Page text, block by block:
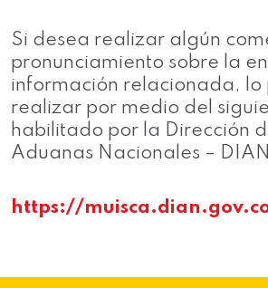
Si desea realizar algún
pronunciamiento sobre la
información relacionada, lo
realizar por medio del
habilitado por la Dirección
Aduanas Nacionales –
https://